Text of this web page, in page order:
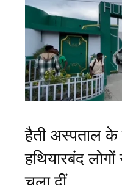
हैती अस्पताल के
हथियारबंद लोगों